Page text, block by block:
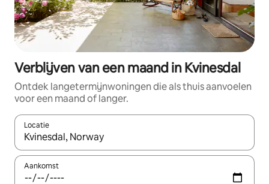
Verblijven van een maand in Kvinesdal
Ontdek langetermijnwoningen die als thuis aanvoelen
voor een maand of langer.
Locatie
Wanneer er resultaten beschikbaar zijn, maak je een keuze
Aankomst